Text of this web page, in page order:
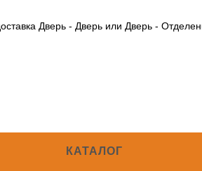
Дверь - Дверь или Дверь -
КАТАЛОГ